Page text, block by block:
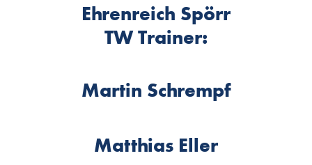
Ehrenreich Spörr
TW Trainer:
Martin Schrempf
Matthias Eller